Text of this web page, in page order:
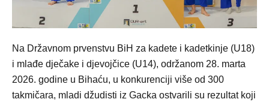
Na Državnom prvenstvu BiH za kadete i kadetkinje (U18)
i mlađe dječake i djevojčice (U14), održanom 28. marta
2026. godine u Bihaću, u konkurenciji više od 300
takmičara, mladi džudisti iz Gacka ostvarili su rezultat koji